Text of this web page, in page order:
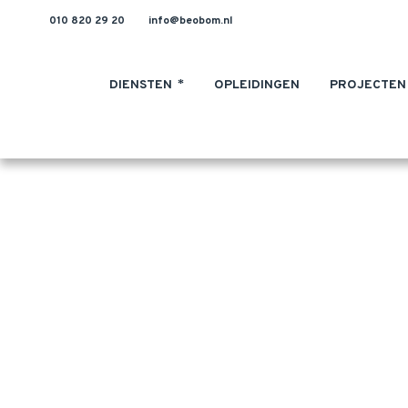
010 820 29 20 info@beobom.nl
DIENSTEN OPLEIDINGEN PROJECTEN